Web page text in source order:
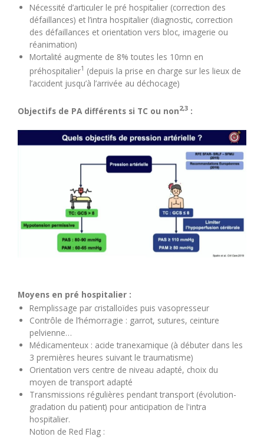
Nécessité d’articuler le pré hospitalier (correction des
défaillances) et l’intra hospitalier (diagnostic, correction
des défaillances et orientation vers bloc, imagerie ou
réanimation)
Mortalité augmente de 8% toutes les 10mn en
préhospitalier1 (depuis la prise en charge sur les lieux de
l’accident jusqu’à l’arrivée au déchocage)
Objectifs de PA différents si TC ou non2,3 :
Moyens en pré hospitalier :
Remplissage par cristalloïdes puis vasopresseur
Contrôle de l’hémorragie : garrot, sutures, ceinture
pelvienne…
Médicamenteux : acide tranexamique (à débuter dans les
3 premières heures suivant le traumatisme)
Orientation vers centre de niveau adapté, choix du
moyen de transport adapté
Transmissions régulières pendant transport (évolution-
gradation du patient) pour anticipation de l'intra
hospitalier.
Notion de Red Flag :